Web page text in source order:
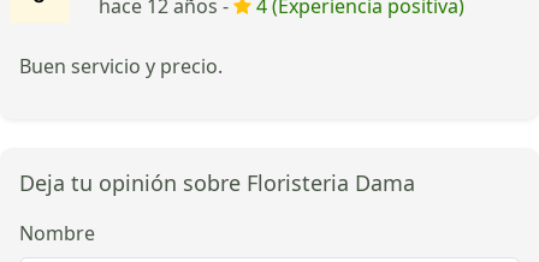
hace 12 años - 4 (Experiencia positiva)
Buen servicio y precio.
Deja tu opinión sobre Floristeria Dama
Nombre